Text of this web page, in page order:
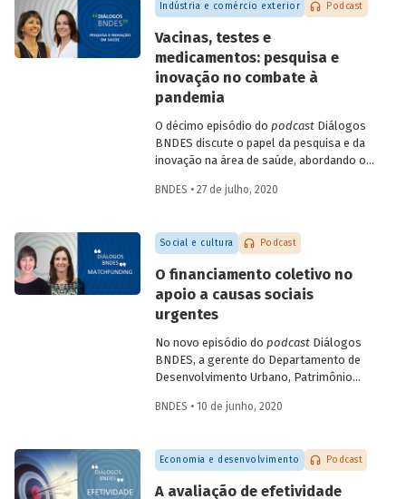
biotecnologia avançou em atividades
medicamentos e vacinas, de reagentes
para diagnóstico e de materiais médicos
e odontológicos, assim como em novos
campos como a terapia celular e a terapia
de incorporação da biotecnologia pelo
setor farmacêutico no Brasil.
Indústria e comércio exterior Podcast
Vacinas, testes e
medicamentos: pesquisa e
inovação no combate à
pandemia
O décimo episódio do podcastDiálogos
BNDES discute o papel da pesquisa e da
inovação na área de saúde, abordando os
Covid-19. Na conversa, a gerente setorial
e de Serviços de Saúde do BNDES, Carla
Reis, e a professora da Coppe-UFRJ e
Engenharia de Cultivos Celulares (LECC),
Leda Castilho, falam das parcerias
brasileiras para testagem e produção de
sobre o teste de diagnóstico
desenvolvido pela UFRJ, que deve
contribuir para identificar com maior
precisão e menor custo os casos da
BNDES • 27 de julho, 2020
Social e cultura Podcast
O financiamento coletivo no
apoio a causas sociais
urgentes
No novo episódio do podcastDiálogos
BNDES, a gerente do Departamento de
Desenvolvimento Urbano, Patrimônio
Zendron e a co-fundadora da Benfeitoria
matchfunding(que agrega a participação
de um doador institucional ao
BNDES • 10 de junho, 2020
Economia e desenvolvimento Podcast
A avaliação de efetividade